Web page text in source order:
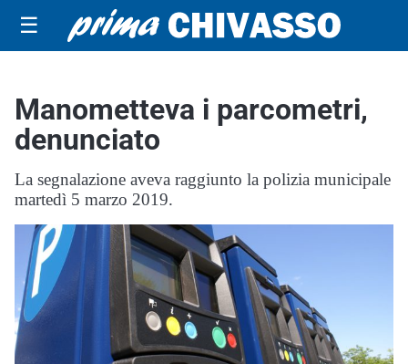
☰
Manometteva i parcometri,
denunciato
La segnalazione aveva raggiunto la polizia municipale
martedì 5 marzo 2019.